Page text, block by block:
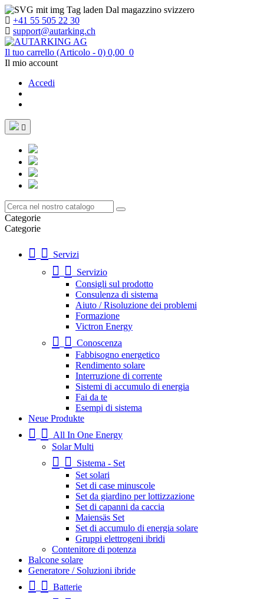
Dal magazzino svizzero
+41 55 505 22 30
support@autarking.ch
Il tuo carrello (Articolo - 0) 0,00 0
Il mio account
Accedi

Categorie
Categorie
Servizi
Servizio
Consigli sul prodotto
Consulenza di sistema
Aiuto / Risoluzione dei problemi
Formazione
Victron Energy
Conoscenza
Fabbisogno energetico
Rendimento solare
Interruzione di corrente
Sistemi di accumulo di energia
Fai da te
Esempi di sistema
Neue Produkte
All In One Energy
Solar Multi
Sistema - Set
Set solari
Set di case minuscole
Set da giardino per lottizzazione
Set di capanni da caccia
Maiensäs Set
Set di accumulo di energia solare
Gruppi elettrogeni ibridi
Contenitore di potenza
Balcone solare
Generatore / Soluzioni ibride
Batterie